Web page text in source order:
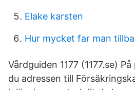
Elake karsten
Hur mycket far man
Vårdguiden 1177 (1177.se)
du adressen till